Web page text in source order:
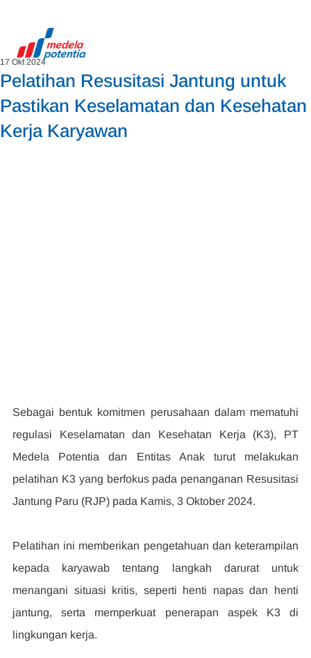
Pelatihan Resusitasi Jantung untuk
Pastikan Keselamatan dan Kesehatan
Kerja Karyawan
17 Okt 2024
Sebagai bentuk komitmen perusahaan dalam mematuhi
regulasi Keselamatan dan Kesehatan Kerja (K3), PT
Medela Potentia dan Entitas Anak turut melakukan
pelatihan K3 yang berfokus pada penanganan Resusitasi
Jantung Paru (RJP) pada Kamis, 3 Oktober 2024.
Pelatihan ini memberikan pengetahuan dan keterampilan
kepada karyawab tentang langkah darurat untuk
menangani situasi kritis, seperti henti napas dan henti
jantung, serta memperkuat penerapan aspek K3 di
lingkungan kerja.